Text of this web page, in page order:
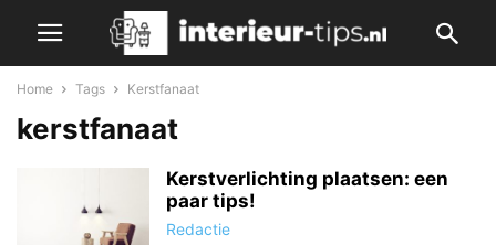
Home Tags Kerstfanaat
kerstfanaat
Kerstverlichting plaatsen: een
paar tips!
Redactie